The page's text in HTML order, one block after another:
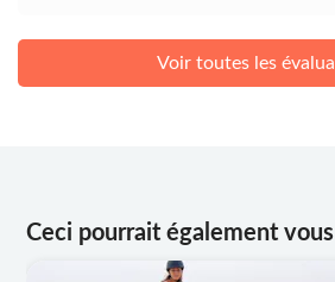
Voir toutes les
Ceci pourrait également